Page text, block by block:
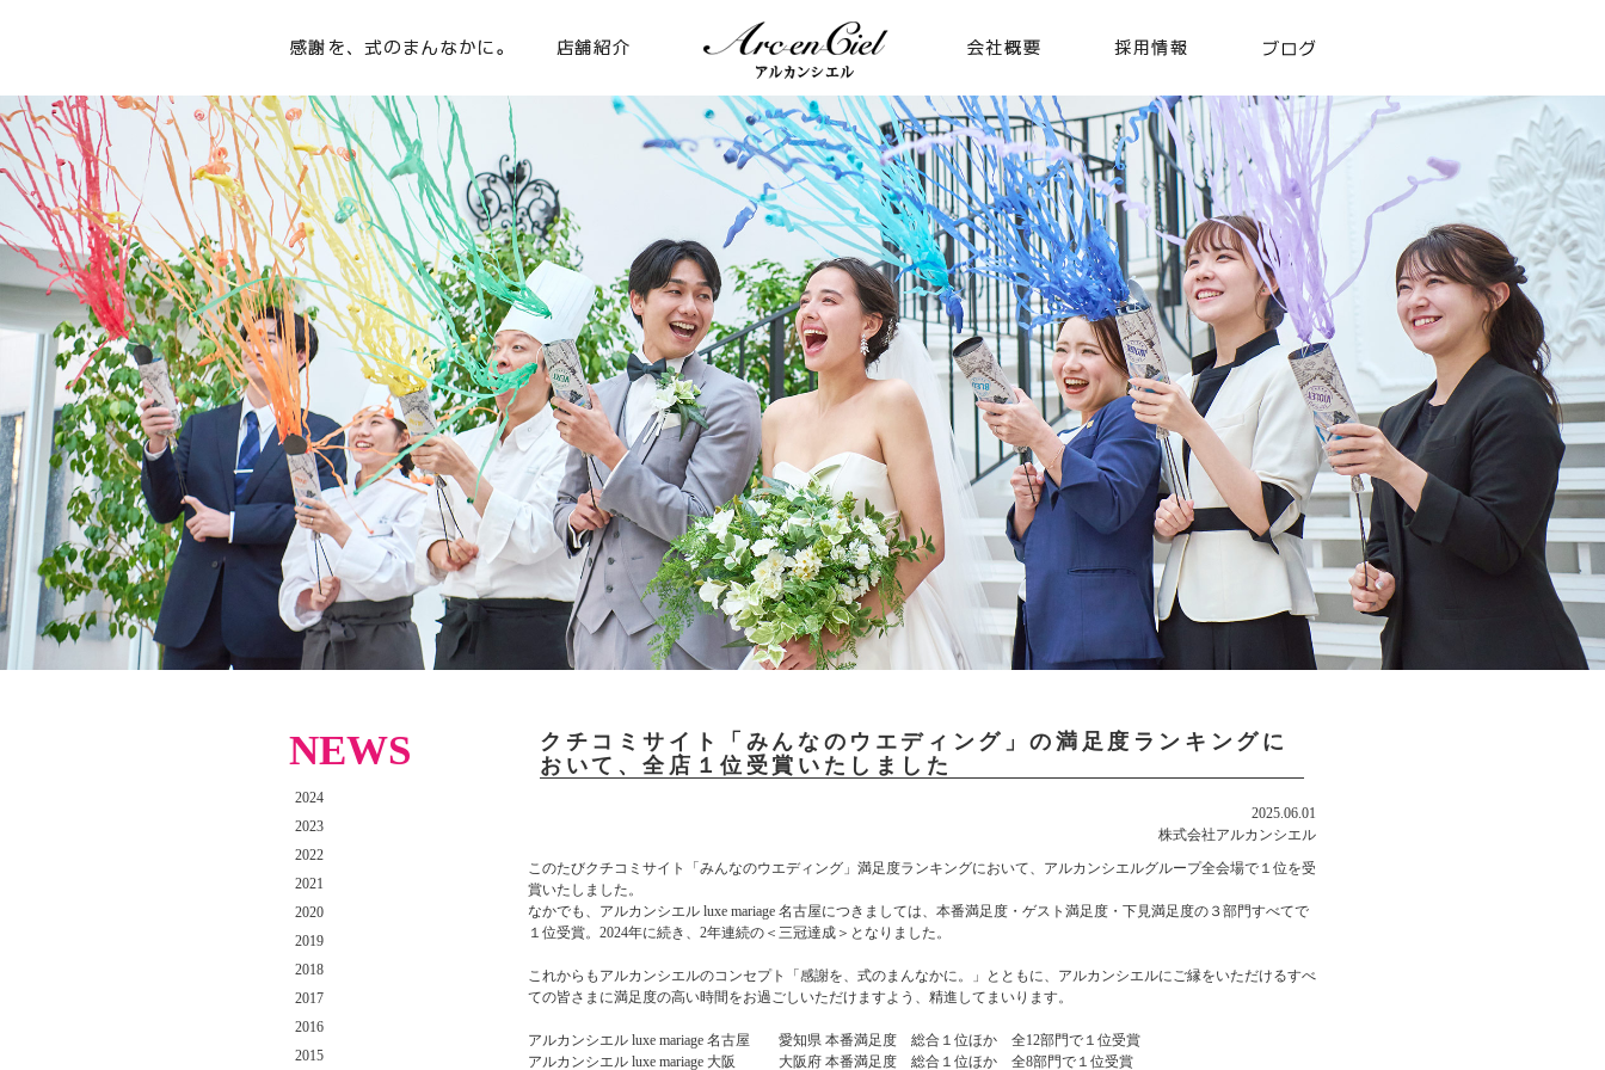
NEWS
2024
2023
2022
2021
2020
2019
2018
2017
2016
2015
クチコミサイト「みんなのウエディング」の満足度ランキングに
おいて、全店１位受賞いたしました
2025.06.01
株式会社アルカンシエル
このたびクチコミサイト「みんなのウエディング」満足度ランキングにおいて、アルカンシエルグループ全会場で１位を受
賞いたしました。
なかでも、アルカンシエル luxe mariage 名古屋につきましては、本番満足度・ゲスト満足度・下見満足度の３部門すべてで
１位受賞。2024年に続き、2年連続の＜三冠達成＞となりました。
これからもアルカンシエルのコンセプト「感謝を、式のまんなかに。」とともに、アルカンシエルにご縁をいただけるすべ
ての皆さまに満足度の高い時間をお過ごしいただけますよう、精進してまいります。
アルカンシエル luxe mariage 名古屋 愛知県 本番満足度 総合１位ほか 全12部門で１位受賞
アルカンシエル luxe mariage 大阪 大阪府 本番満足度 総合１位ほか 全8部門で１位受賞